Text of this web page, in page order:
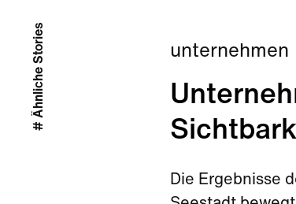
unternehmen
Die Ergebnisse
# Ähnliche Stories